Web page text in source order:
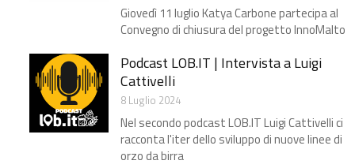
Giovedì 11 luglio Katya Carbone partecipa al
Convegno di chiusura del progetto InnoMalto
Podcast LOB.IT | Intervista a Luigi
Cattivelli
8 Luglio 2024
Nel secondo podcast LOB.IT Luigi Cattivelli ci
racconta l'iter dello sviluppo di nuove linee di
orzo da birra